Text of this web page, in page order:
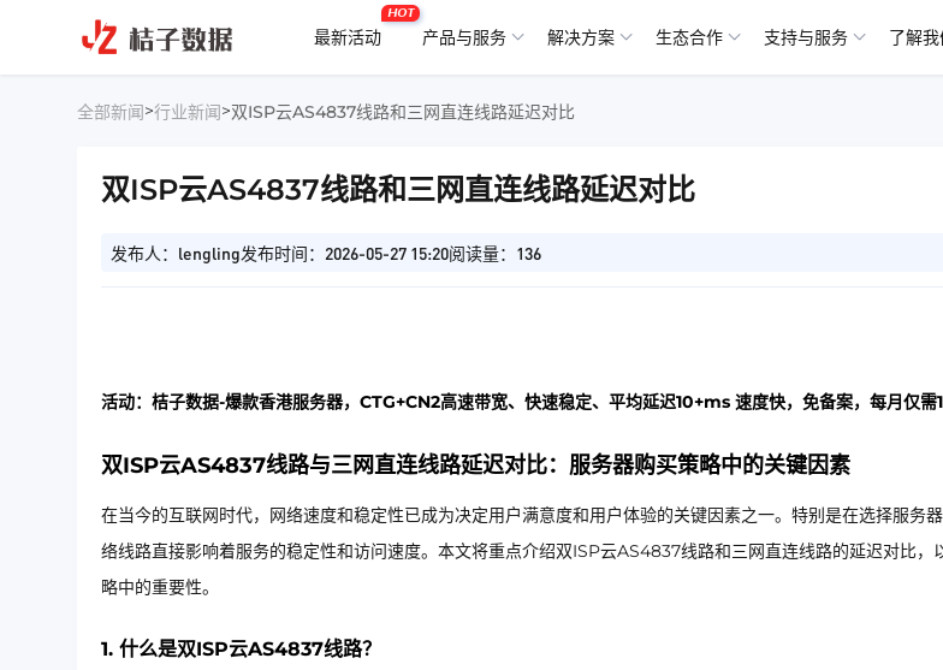
最新活动
HOT
产品与服务 解决方案 生态合作 支持与服务 了解我
全部新闻>行业新闻>双ISP云AS4837线路和三网直连线路延迟对比
双ISP云AS4837线路和三网直连线路延迟对比
发布人：lengling发布时间：2026-05-27 15:20阅读量：136
活动：桔子数据-爆款香港服务器，CTG+CN2高速带宽、快速稳定、平均延迟10+ms 速度快，免备案，每月仅需
双ISP云AS4837线路与三网直连线路延迟对比：服务器购买策略中的关键因素
在当今的互联网时代，网络速度和稳定性已成为决定用户满意度和用户体验的关键因素之一。特别是在选择服务
络线路直接影响着服务的稳定性和访问速度。本文将重点介绍双ISP云AS4837线路和三网直连线路的延迟对比，
略中的重要性。
1. 什么是双ISP云AS4837线路？